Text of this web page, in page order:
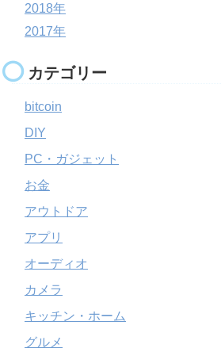
2018年
2017年
カテゴリー
bitcoin
DIY
PC・ガジェット
お金
アウトドア
アプリ
オーディオ
カメラ
キッチン・ホーム
グルメ